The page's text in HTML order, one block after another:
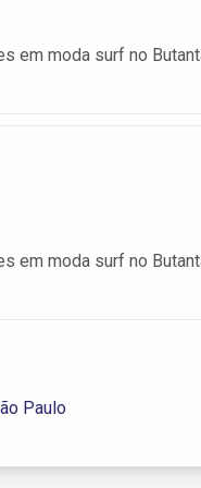
em moda surf no
em moda surf no
Paulo